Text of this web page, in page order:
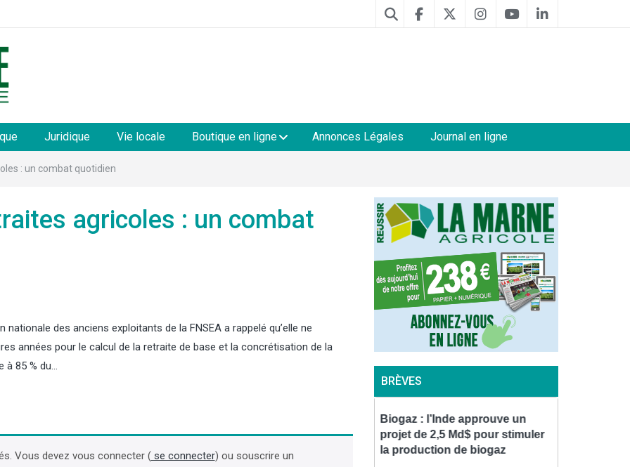
Juridique Vie locale Boutique en ligne Annonces Légales Journal en ligne
: un combat quotidien
agricoles : un combat
des anciens exploitants de la FNSEA a rappelé qu’elle ne
années pour le calcul de la retraite de base et la concrétisation de la
à 85 % du…
Vous devez vous connecter (se connecter) ou souscrire un
BRÈVES
l’environnement de l’OFB
bientôt équipés de caméras
ne trouve pas d'accord avec
Henkell mais s'est refinancé
Biogaz : l’Inde approuve un
projet de 2,5 Md$ pour stimuler
la production de biogaz